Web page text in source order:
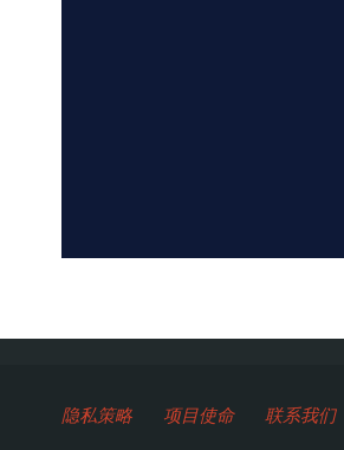
隐私策略 项目使命 联系我们